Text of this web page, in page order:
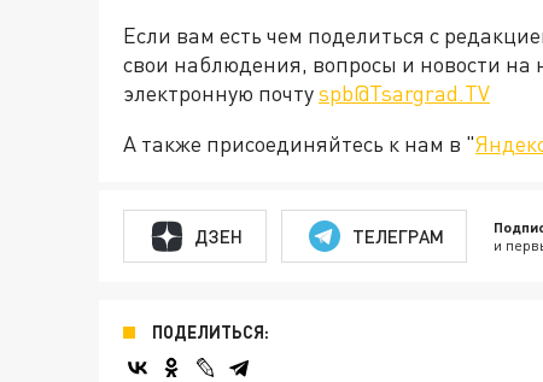
Если вам есть чем поделиться с
свои наблюдения, вопросы и новости на
электронную почтуspb@Tsargrad.TV
А также присоединяйтесь к нам в "
ДЗЕН ТЕЛЕГРАМ и
ПОДЕЛИТЬСЯ: